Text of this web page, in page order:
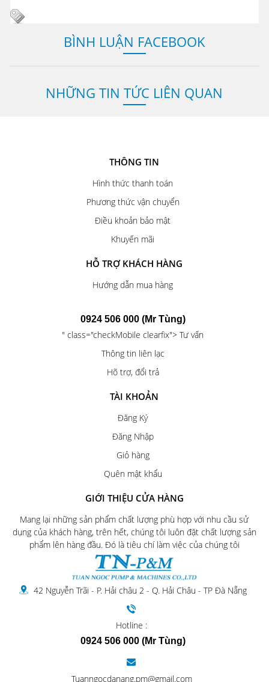
BÌNH LUẬN FACEBOOK
NHỮNG TIN TỨC LIÊN QUAN
THÔNG TIN
Hình thức thanh toán
Phương thức vận chuyển
Điều khoản bảo mật
Khuyến mãi
HỖ TRỢ KHÁCH HÀNG
Hướng dẫn mua hàng
0924 506 000 (Mr Tùng)
" class="checkMobile clearfix"> Tư vấn
Thông tin liên lạc
Hõ trợ, đổi trả
TÀI KHOẢN
Đăng Ký
Đăng Nhập
Giỏ hàng
Quên mật khẩu
GIỚI THIỆU CỬA HÀNG
Mang lại những sản phẩm chất lượng phù hợp với nhu cầu sử
dụng của khách hàng, trên hết, chúng tôi luôn đặt chất lượng sản
phẩm lên hàng đầu. Đó là tiêu chí làm việc của chúng tôi
42 Nguyễn Trãi - P. Hải châu 2 - Q. Hải Châu - TP Đà Nẵng
Hotline :
0924 506 000 (Mr Tùng)
Tuanngocdanang.pm@gmail.com